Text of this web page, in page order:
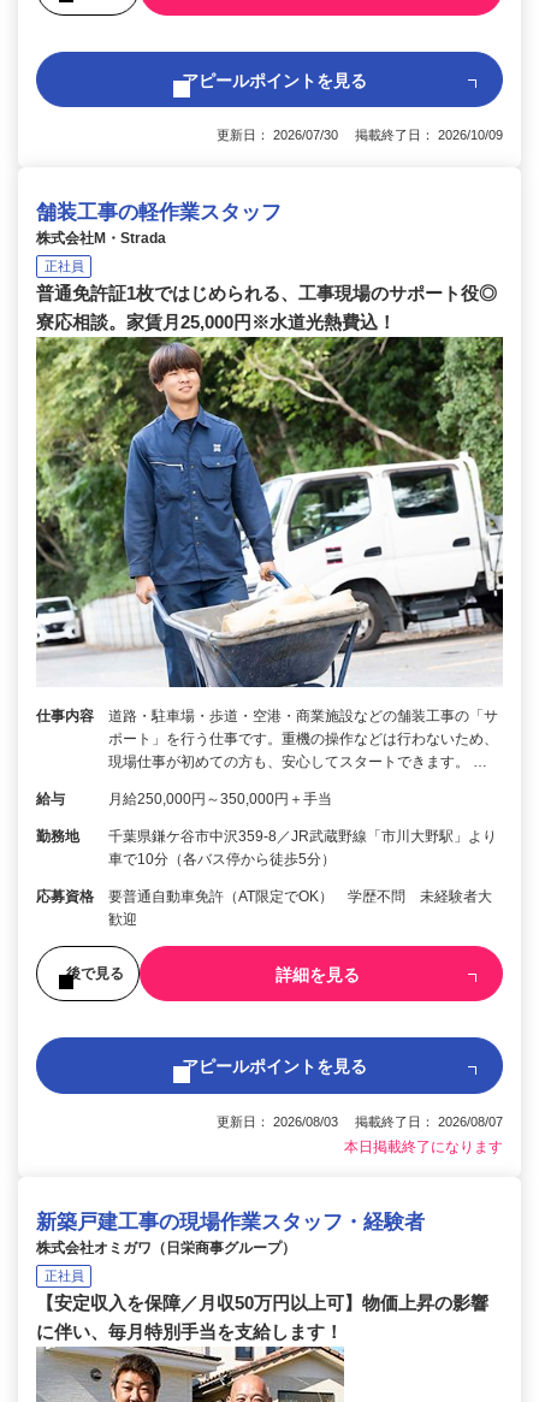
アピールポイントを見る
更新日： 2026/07/30 掲載終了日： 2026/10/09
舗装工事の軽作業スタッフ
株式会社M・Strada
正社員
普通免許証1枚ではじめられる、工事現場のサポート役◎
寮応相談。家賃月25,000円※水道光熱費込！
仕事内容
道路・駐車場・歩道・空港・商業施設などの舗装工事の「サ
ポート」を行う仕事です。重機の操作などは行わないため、
現場仕事が初めての方も、安心してスタートできます。 …
給与 月給250,000円～350,000円＋手当
勤務地
千葉県鎌ケ谷市中沢359-8／JR武蔵野線「市川大野駅」より
車で10分（各バス停から徒歩5分）
応募資格
要普通自動車免許（AT限定でOK） 学歴不問 未経験者大
歓迎
後で見る 詳細を見る
アピールポイントを見る
更新日： 2026/08/03 掲載終了日： 2026/08/07
本日掲載終了になります
新築戸建工事の現場作業スタッフ・経験者
株式会社オミガワ（日栄商事グループ）
正社員
【安定収入を保障／月収50万円以上可】物価上昇の影響
に伴い、毎月特別手当を支給します！